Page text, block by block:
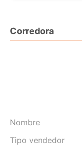
Corredora
Nombre
Tipo vendedor